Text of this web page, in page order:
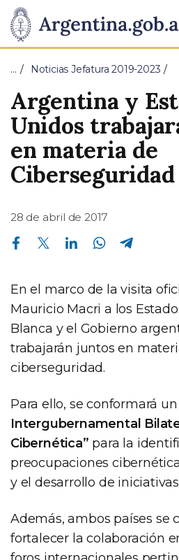
Presidencia
de
Nación
Pasar al contenido principal
… Noticias Jefatura 2019-2023
Argentina y
Unidos
en materia de
Ciberseguridad
28 de abril de 2017
Compartir en Facebook Compartir en Twitter Compartir en Linkedin Compartir en Whatsapp
En el marco de la visita
Mauricio Macri a los
Blanca y el Gobierno
trabajarán juntos en
ciberseguridad.
Para ello, se conformará un
Intergubernamental
Cibernética” para la
preocupaciones
y el desarrollo de
Además, ambos países se
fortalecer la colaboración